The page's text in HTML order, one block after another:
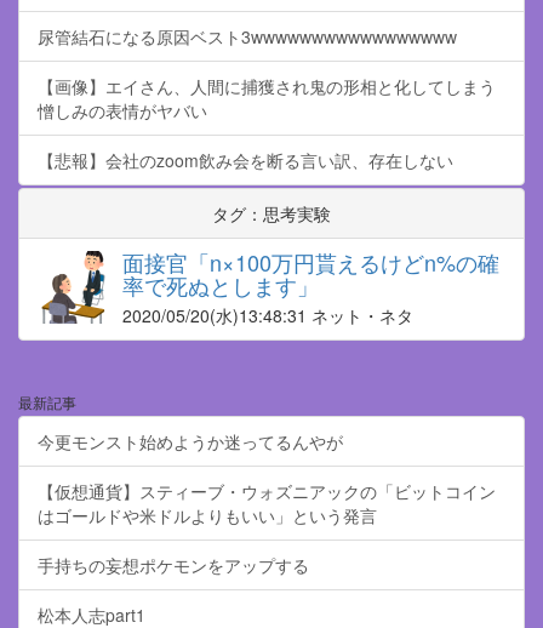
尿管結石になる原因ベスト3wwwwwwwwwwwwwwwww
【画像】エイさん、人間に捕獲され鬼の形相と化してしまう
憎しみの表情がヤバい
【悲報】会社のzoom飲み会を断る言い訳、存在しない
タグ：思考実験
面接官「n×100万円貰えるけどn%の確
率で死ぬとします」
2020/05/20(水)13:48:31 ネット・ネタ
最新記事
今更モンスト始めようか迷ってるんやが
【仮想通貨】スティーブ・ウォズニアックの「ビットコイン
はゴールドや米ドルよりもいい」という発言
手持ちの妄想ポケモンをアップする
松本人志part1